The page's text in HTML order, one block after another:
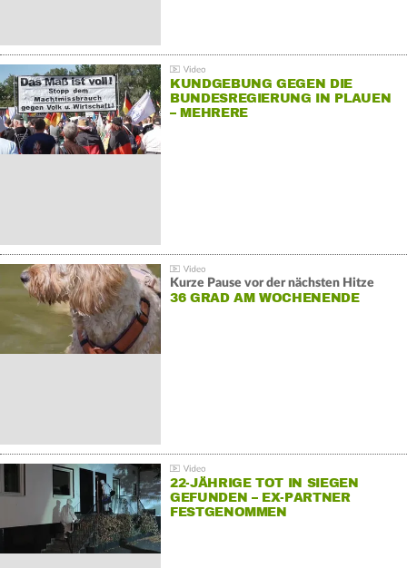
KUNDGEBUNG GEGEN DIE
BUNDESREGIERUNG IN PLAUEN
– MEHRERE
Kurze Pause vor der nächsten Hitze
36 GRAD AM WOCHENENDE
22-JÄHRIGE TOT IN SIEGEN
GEFUNDEN – EX-PARTNER
FESTGENOMMEN